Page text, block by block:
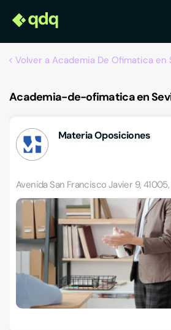
Volver a Academia De Ofimatica en
Academia-de-ofimatica en
Materia Oposiciones
Avenida San Francisco Javier 9, 41005,